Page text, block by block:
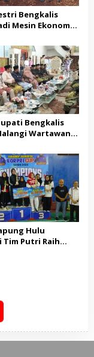
Bengkalis
Mesin Ekonomi,
Porang
Bengkalis
Wartawan
Pers
Hulu
Tim Putri Raih